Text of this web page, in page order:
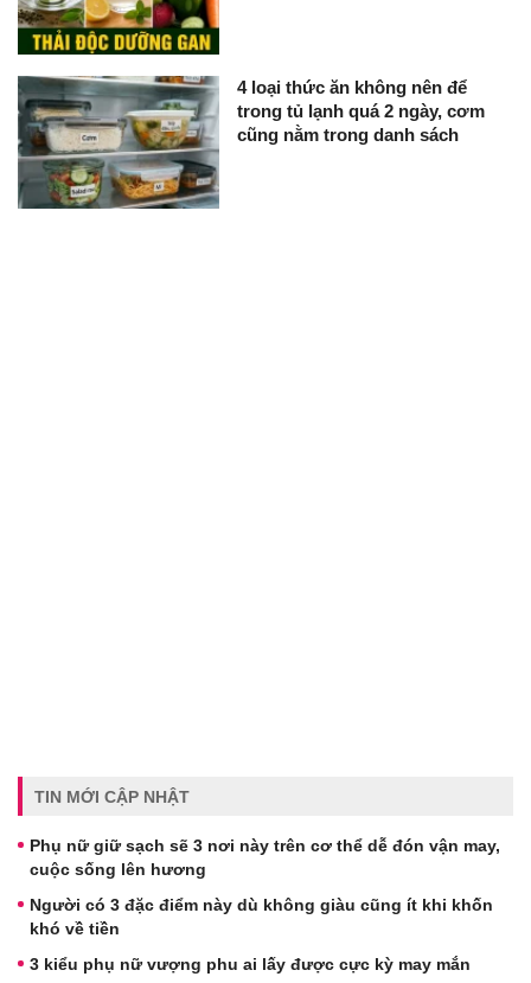
4 loại thức ăn không nên để
trong tủ lạnh quá 2 ngày, cơm
cũng nằm trong danh sách
TIN MỚI CẬP NHẬT
Phụ nữ giữ sạch sẽ 3 nơi này trên cơ thể dễ đón vận may,
cuộc sống lên hương
Người có 3 đặc điểm này dù không giàu cũng ít khi khốn
khó về tiền
3 kiểu phụ nữ vượng phu ai lấy được cực kỳ may mắn